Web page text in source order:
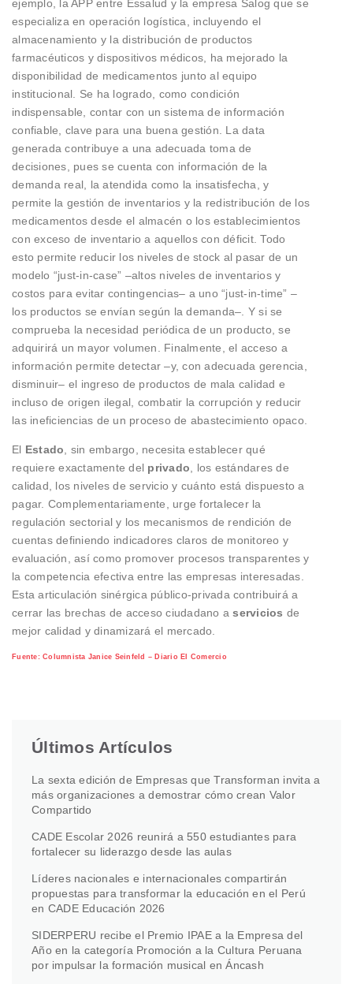
ejemplo, la APP entre Essalud y la empresa Salog que se
especializa en operación logística, incluyendo el
almacenamiento y la distribución de productos
farmacéuticos y dispositivos médicos, ha mejorado la
disponibilidad de medicamentos junto al equipo
institucional. Se ha logrado, como condición
indispensable, contar con un sistema de información
confiable, clave para una buena gestión. La data
generada contribuye a una adecuada toma de
decisiones, pues se cuenta con información de la
demanda real, la atendida como la insatisfecha, y
permite la gestión de inventarios y la redistribución de los
medicamentos desde el almacén o los establecimientos
con exceso de inventario a aquellos con déficit. Todo
esto permite reducir los niveles de stock al pasar de un
modelo “just-in-case” –altos niveles de inventarios y
costos para evitar contingencias– a uno “just-in-time” –
los productos se envían según la demanda–. Y si se
comprueba la necesidad periódica de un producto, se
adquirirá un mayor volumen. Finalmente, el acceso a
información permite detectar –y, con adecuada gerencia,
disminuir– el ingreso de productos de mala calidad e
incluso de origen ilegal, combatir la corrupción y reducir
las ineficiencias de un proceso de abastecimiento opaco.
El Estado, sin embargo, necesita establecer qué
requiere exactamente del privado, los estándares de
calidad, los niveles de servicio y cuánto está dispuesto a
pagar. Complementariamente, urge fortalecer la
regulación sectorial y los mecanismos de rendición de
cuentas definiendo indicadores claros de monitoreo y
evaluación, así como promover procesos transparentes y
la competencia efectiva entre las empresas interesadas.
Esta articulación sinérgica público-privada contribuirá a
cerrar las brechas de acceso ciudadano aservicios de
mejor calidad y dinamizará el mercado.
Fuente: Columnista Janice Seinfeld – Diario El Comercio
Últimos Artículos
La sexta edición de Empresas que Transforman invita a
más organizaciones a demostrar cómo crean Valor
Compartido
CADE Escolar 2026 reunirá a 550 estudiantes para
fortalecer su liderazgo desde las aulas
Líderes nacionales e internacionales compartirán
propuestas para transformar la educación en el Perú
en CADE Educación 2026
SIDERPERU recibe el Premio IPAE a la Empresa del
Año en la categoría Promoción a la Cultura Peruana
por impulsar la formación musical en Áncash